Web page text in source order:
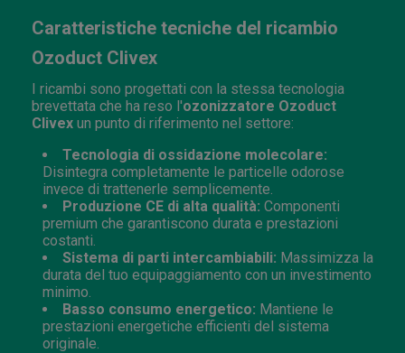
Caratteristiche tecniche del ricambio
Ozoduct Clivex
I ricambi sono progettati con la stessa tecnologia
brevettata che ha reso l'ozonizzatore Ozoduct
Clivex un punto di riferimento nel settore:
Tecnologia di ossidazione molecolare:
Disintegra completamente le particelle odorose
invece di trattenerle semplicemente.
Produzione CE di alta qualità: Componenti
premium che garantiscono durata e prestazioni
costanti.
Sistema di parti intercambiabili: Massimizza la
durata del tuo equipaggiamento con un investimento
minimo.
Basso consumo energetico: Mantiene le
prestazioni energetiche efficienti del sistema
originale.